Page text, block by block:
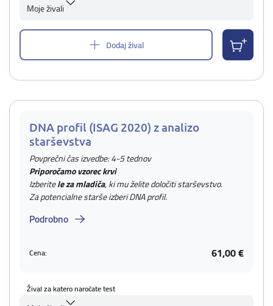
Moje živali
Dodaj žival
DNA profil (ISAG 2020) z analizo
starševstva
Povprečni čas izvedbe: 4-5 tednov
Priporočamo vzorec krvi
Izberitele za mladiča, ki mu želite določiti starševstvo.
Za potencialne starše izberi DNA profil.
Podrobno
Cena: 61,00 €
Žival za katero naročate test